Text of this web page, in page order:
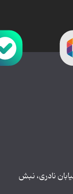
نادری، نبش